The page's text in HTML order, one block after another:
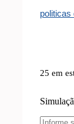
politicas
25 em